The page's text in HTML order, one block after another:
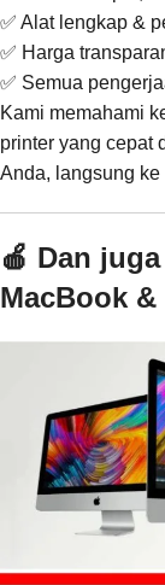
✅ Alat lengkap &
✅ Harga
✅ Semua
Kami memahami
printer yang cepat
Anda, langsung ke
🍎 Dan
MacBook &